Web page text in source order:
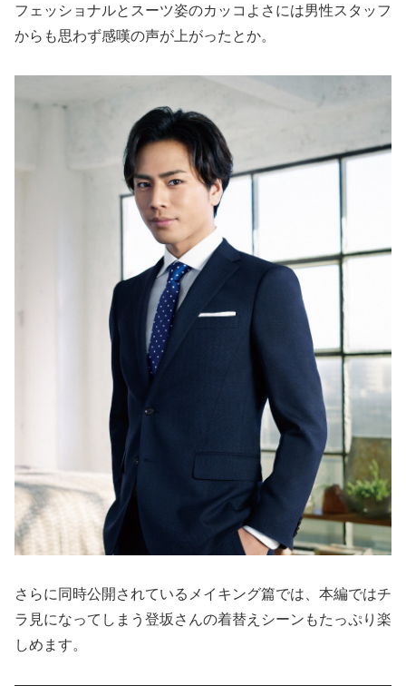
フェッショナルとスーツ姿のカッコよさには男性スタッフ
からも思わず感嘆の声が上がったとか。
さらに同時公開されているメイキング篇では、本編ではチ
ラ見になってしまう登坂さんの着替えシーンもたっぷり楽
しめます。